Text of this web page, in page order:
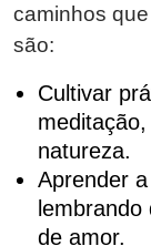
caminhos
são:
Cultivar
natureza.
Aprender
lembrando
de amor.